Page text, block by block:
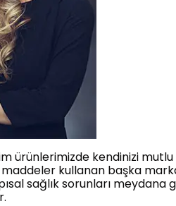
ürünlerimizde kendinizi
maddeler kullanan başka
sağlık sorunları meydana